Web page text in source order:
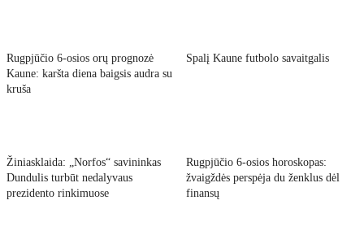
Rugpjūčio 6-osios orų prognozė
Kaune: karšta diena baigsis audra su
kruša
Spalį Kaune futbolo savaitgalis
Žiniasklaida: „Norfos“ savininkas
Dundulis turbūt nedalyvaus
prezidento rinkimuose
Rugpjūčio 6-osios horoskopas:
žvaigždės perspėja du ženklus dėl
finansų